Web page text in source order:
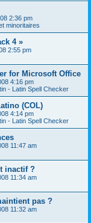
2:36 pm
minoritaires
4 »
2:55 pm
for Microsoft Office
4:16 pm
- Latin Spell Checker
(COL)
4:14 pm
- Latin Spell Checker
11:47 am
inactif ?
11:34 am
pas ?
11:32 am